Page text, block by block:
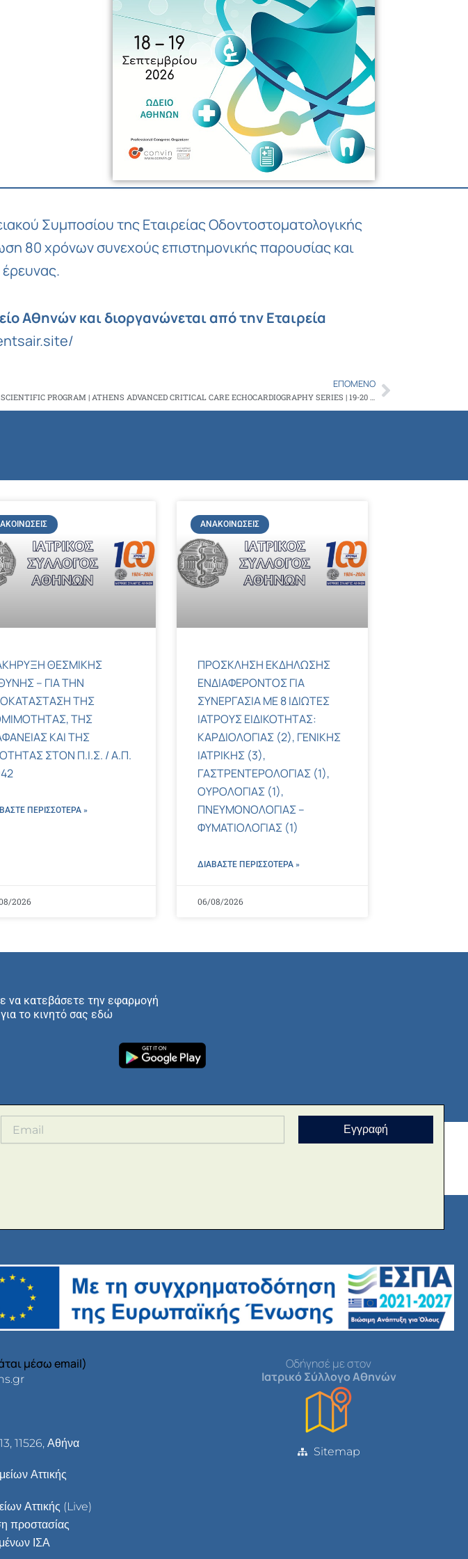
Συμποσίου της Εταιρείας Οδοντοστοματολογικής
80 χρόνων συνεχούς επιστημονικής παρουσίας και
Αθηνών και διοργανώνεται από την Εταιρεία
ΕΠΌΜΕΝΟ
SCIENTIFIC PROGRAM | ATHENS ADVANCED CRITICAL CARE ECHOCARDIOGRAPHY SERIES | 19-20 JUNE 2026, EVANGELISMOS HOSPITALNext
ΘΕΣΜΙΚΗΣ
– ΓΙΑ ΤΗΝ
ΤΗΣ
ΤΗΣ
ΚΑΙ ΤΗΣ
ΣΤΟΝ Π.Ι.Σ. / Α.Π.
ΠΕΡΙΣΣΌΤΕΡΑ »
2026
ΑΝΑΚΟΙΝΏΣΕΙΣ
ΠΡΟΣΚΛΗΣΗ ΕΚΔΗΛΩΣΗΣ
ΕΝΔΙΑΦΕΡΟΝΤΟΣ ΓΙΑ
ΣΥΝΕΡΓΑΣΙΑ ΜΕ 8 ΙΔΙΩΤΕΣ
ΙΑΤΡΟΥΣ ΕΙΔΙΚΟΤΗΤΑΣ:
ΚΑΡΔΙΟΛΟΓΙΑΣ (2), ΓΕΝΙΚΗΣ
ΙΑΤΡΙΚΗΣ (3),
ΓΑΣΤΡΕΝΤΕΡΟΛΟΓΙΑΣ (1),
ΟΥΡΟΛΟΓΙΑΣ (1),
ΠΝΕΥΜΟΝΟΛΟΓΙΑΣ –
ΦΥΜΑΤΙΟΛΟΓΙΑΣ (1)
ΔΙΑΒΑΣΤΕ ΠΕΡΙΣΣΌΤΕΡΑ »
06/08/2026
να κατεβάσετε την εφαρμογή
για το κινητό σας εδώ
Εγγραφή
μέσω email)
11526, Αθήνα
Αττικής
Αττικής (Live)
προστασίας
ΙΣΑ
Οδήγησέ με στον
Ιατρικό Σύλλογο Αθηνών
Sitemap